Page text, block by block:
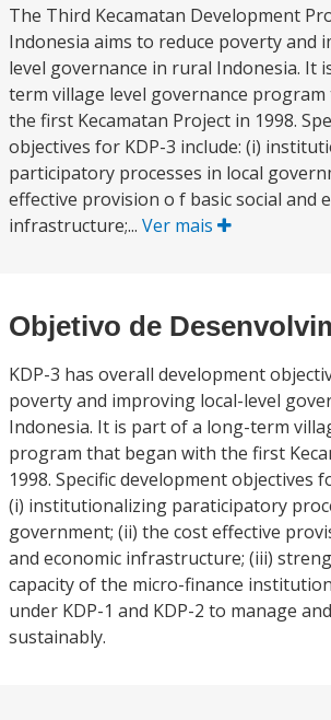
The Third Kecamatan Development
Indonesia aims to reduce poverty and
level governance in rural Indonesia. It
term village level governance
the first Kecamatan Project in 1998.
objectives for KDP-3 include: (i)
participatory processes in local
effective provision o f basic social and
infrastructure;... Ver mais
Objetivo de
KDP-3 has overall development
poverty and improving local-level
Indonesia. It is part of a long-term
program that began with the first
1998. Specific development objectives
(i) institutionalizing paraticipatory
government; (ii) the cost effective
and economic infrastructure; (iii)
capacity of the micro-finance
under KDP-1 and KDP-2 to manage
sustainably.